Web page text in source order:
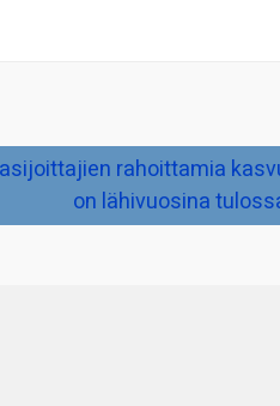
rahoittamia
on lähivuosina